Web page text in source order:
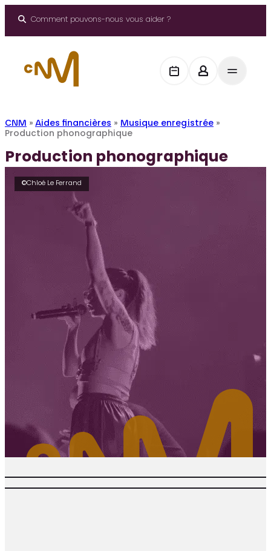
Comment pouvons-nous vous aider ?
CNM » Aides financières » Musique enregistrée »
Production phonographique
Production phonographique
©Chloé Le Ferrand